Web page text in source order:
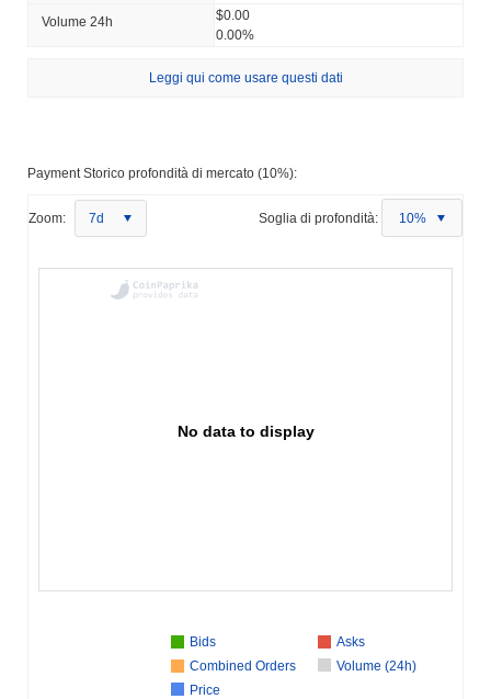
Volume 24h
$0.00
0.00%
Leggi qui come usare questi dati
Payment Storico profondità di mercato (10%):
Zoom: 7d Soglia di profondità: 10%
No data to display
Bids
Asks
Combined Orders
Volume (24h)
Price